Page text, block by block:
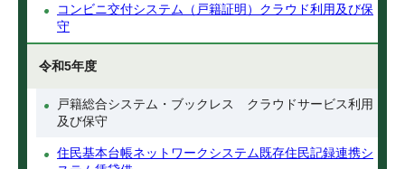
コンビニ交付システム（戸籍証明）クラウド利用及び保
守
令和5年度
戸籍総合システム・ブックレス クラウドサービス利用
及び保守
住民基本台帳ネットワークシステム既存住民記録連携シ